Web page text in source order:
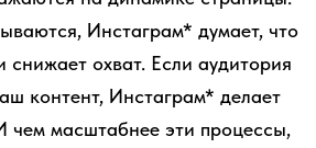
Инстаграм* думает, что
снижает охват. Если аудитория
контент, Инстаграм* делает
чем масштабнее эти процессы,